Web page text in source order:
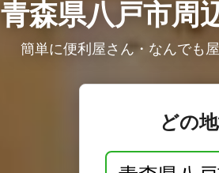
青森県八戸市周
簡単に便利屋さん・なんでも
どの